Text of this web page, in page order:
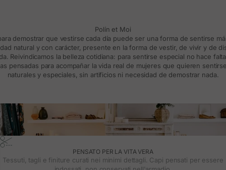
Polín et Moi
demostrar que vestirse cada día puede ser una forma de sentirse
natural y con carácter, presente en la forma de vestir, de vivir y de
Reivindicamos la belleza cotidiana: para sentirse especial no hace
pensadas para acompañar la vida real de mujeres que quieren
naturales y especiales, sin artificios ni necesidad de demostrar nada.
PENSATO PER LA VITA VERA
Tessuti, tagli e finiture curati nei minimi dettagli. Capi pensati per essere